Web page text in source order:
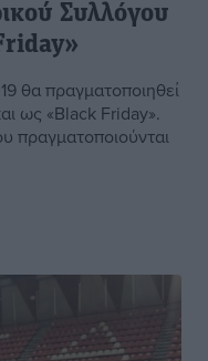
Συλλόγου
θα πραγματοποιηθεί
ως «Black Friday».
πραγματοποιούνται